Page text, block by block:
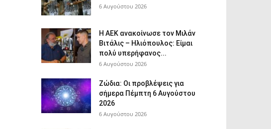
6 Αυγούστου 2026
Η ΑΕΚ ανακοίνωσε τον Μιλάν
Βιτάλις – Ηλιόπουλος: Είμαι
πολύ υπερήφανος...
6 Αυγούστου 2026
Ζώδια: Οι προβλέψεις για
σήμερα Πέμπτη 6 Αυγούστου
2026
6 Αυγούστου 2026